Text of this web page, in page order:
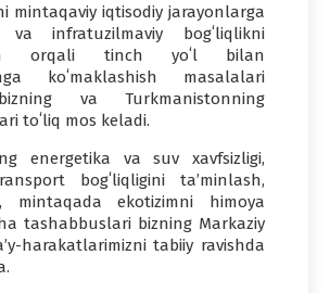
mintaqaviy iqtisodiy jarayonlarga
infratuzilmaviy bogʻliqlikni
orqali tinch yoʻl bilan
koʻmaklashish masalalari
va Turkmanistonning
toʻliq mos keladi.
energetika va suv xavfsizligi,
bogʻliqligini taʼminlash,
mintaqada ekotizimni himoya
tashabbuslari bizning Markaziy
harakatlarimizni tabiiy ravishda